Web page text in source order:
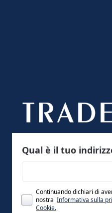
Qual è il tuo
Continuando dichiari di
nostra Informativa sulla
Cookie.